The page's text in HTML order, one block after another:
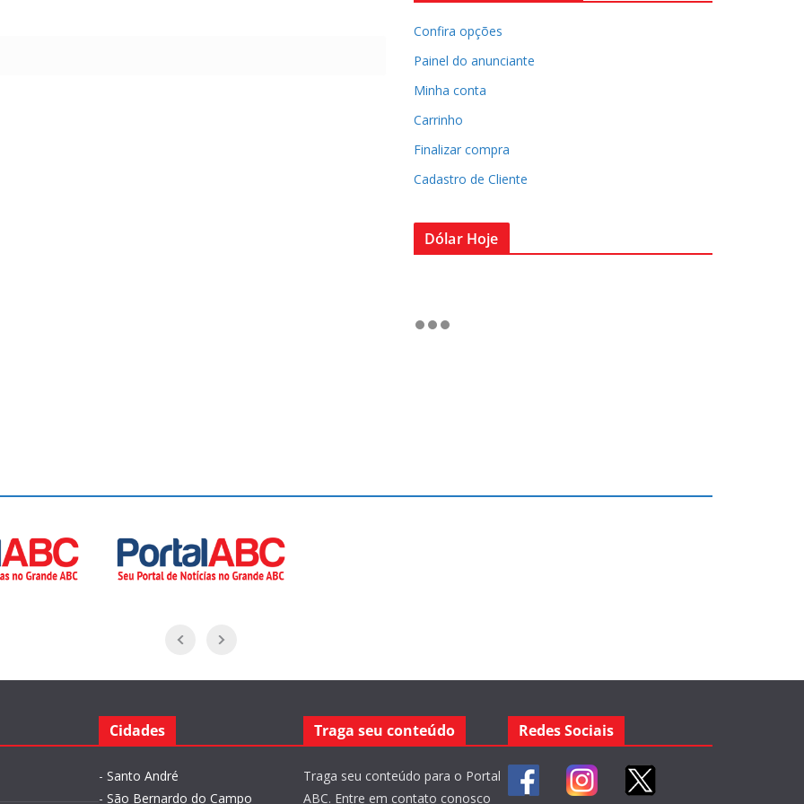
Confira opções
Painel do anunciante
Minha conta
Carrinho
Finalizar compra
Cadastro de Cliente
Dólar Hoje
Cidades
- Santo André
- São Bernardo do Campo
Traga seu conteúdo
Traga seu conteúdo para o Portal
ABC. Entre em contato conosco
Redes Sociais